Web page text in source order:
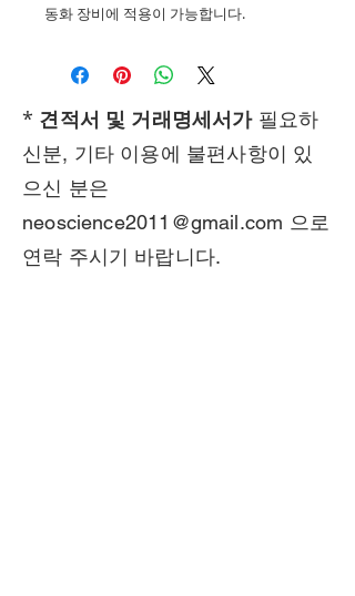
동화 장비에 적용이 가능합니다.
* 견적서 및 거래명세서가필요하
신분, 기타 이용에 불편사항이 있
으신 분은
neoscience2011@gmail.com 으로
연락 주시기 바랍니다.